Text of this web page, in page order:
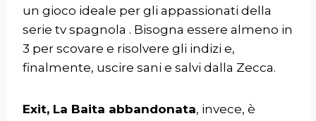
un gioco ideale per gli appassionati della
serie tv spagnola . Bisogna essere almeno in
3 per scovare e risolvere gli indizi e,
finalmente, uscire sani e salvi dalla Zecca.
Exit, La Baita abbandonata, invece, è